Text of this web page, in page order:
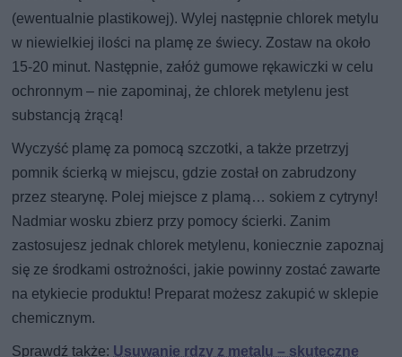
(ewentualnie plastikowej). Wylej następnie chlorek metylu
w niewielkiej ilości na plamę ze świecy. Zostaw na około
15-20 minut. Następnie, załóż gumowe rękawiczki w celu
ochronnym – nie zapominaj, że chlorek metylenu jest
substancją żrącą!
Wyczyść plamę za pomocą szczotki, a także przetrzyj
pomnik ścierką w miejscu, gdzie został on zabrudzony
przez stearynę. Polej miejsce z plamą… sokiem z cytryny!
Nadmiar wosku zbierz przy pomocy ścierki. Zanim
zastosujesz jednak chlorek metylenu, koniecznie zapoznaj
się ze środkami ostrożności, jakie powinny zostać zawarte
na etykiecie produktu! Preparat możesz zakupić w sklepie
chemicznym.
Sprawdź także: Usuwanie rdzy z metalu – skuteczne